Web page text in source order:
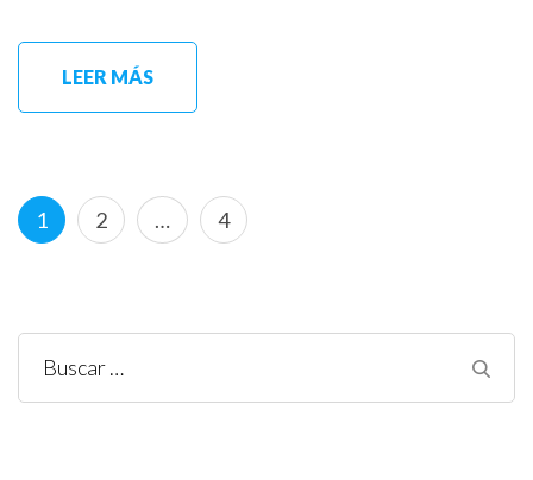
LEER MÁS
Paginación
de
Página
1 Página
2 … Página
4
Buscar: